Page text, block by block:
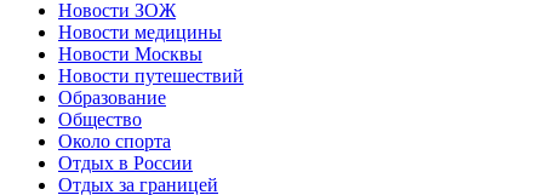
Новости ЗОЖ
Новости медицины
Новости Москвы
Новости путешествий
Образование
Общество
Около спорта
Отдых в России
Отдых за границей